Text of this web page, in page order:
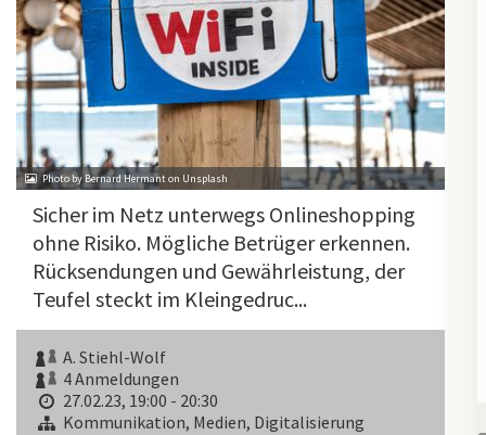
Photo by Bernard Hermant on Unsplash
Sicher im Netz unterwegs Onlineshopping
ohne Risiko. Mögliche Betrüger erkennen.
Rücksendungen und Gewährleistung, der
Teufel steckt im Kleingedruc...
A. Stiehl-Wolf
4 Anmeldungen
27.02.23, 19:00 - 20:30
Kommunikation, Medien, Digitalisierung